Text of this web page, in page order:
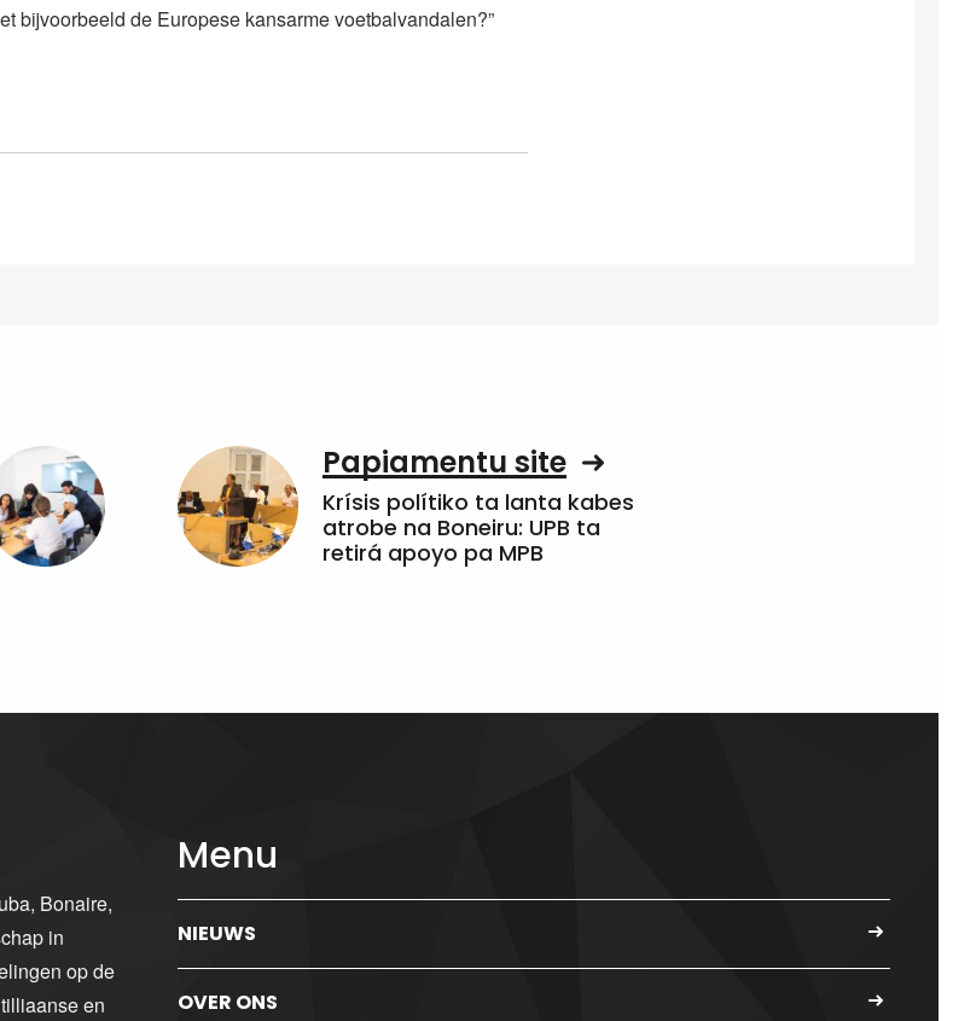
bijvoorbeeld de Europese kansarme voetbalvandalen?”
Papiamentu site
Krísis polítiko ta lanta kabes
atrobe na Boneiru: UPB ta
retirá apoyo pa MPB
Bonaire,
in
op de
en
Menu
NIEUWS
OVER ONS